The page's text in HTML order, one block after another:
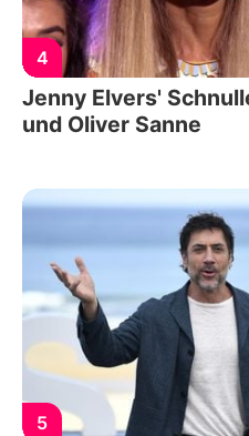
4
Jenny Elvers'
und Oliver Sanne
5